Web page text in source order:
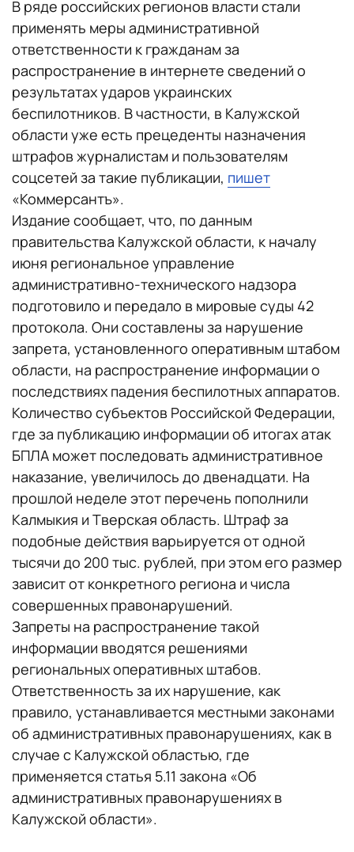
В ряде российских регионов власти стали
применять меры административной
ответственности к гражданам за
распространение в интернете сведений о
результатах ударов украинских
беспилотников. В частности, в Калужской
области уже есть прецеденты назначения
штрафов журналистам и пользователям
соцсетей за такие публикации, пишет
«Коммерсантъ».
Издание сообщает, что, по данным
правительства Калужской области, к началу
июня региональное управление
административно-технического надзора
подготовило и передало в мировые суды 42
протокола. Они составлены за нарушение
запрета, установленного оперативным штабом
области, на распространение информации о
последствиях падения беспилотных аппаратов.
Количество субъектов Российской Федерации,
где за публикацию информации об итогах атак
БПЛА может последовать административное
наказание, увеличилось до двенадцати. На
прошлой неделе этот перечень пополнили
Калмыкия и Тверская область. Штраф за
подобные действия варьируется от одной
тысячи до 200 тыс. рублей, при этом его размер
зависит от конкретного региона и числа
совершенных правонарушений.
Запреты на распространение такой
информации вводятся решениями
региональных оперативных штабов.
Ответственность за их нарушение, как
правило, устанавливается местными законами
об административных правонарушениях, как в
случае с Калужской областью, где
применяется статья 5.11 закона «Об
административных правонарушениях в
Калужской области».